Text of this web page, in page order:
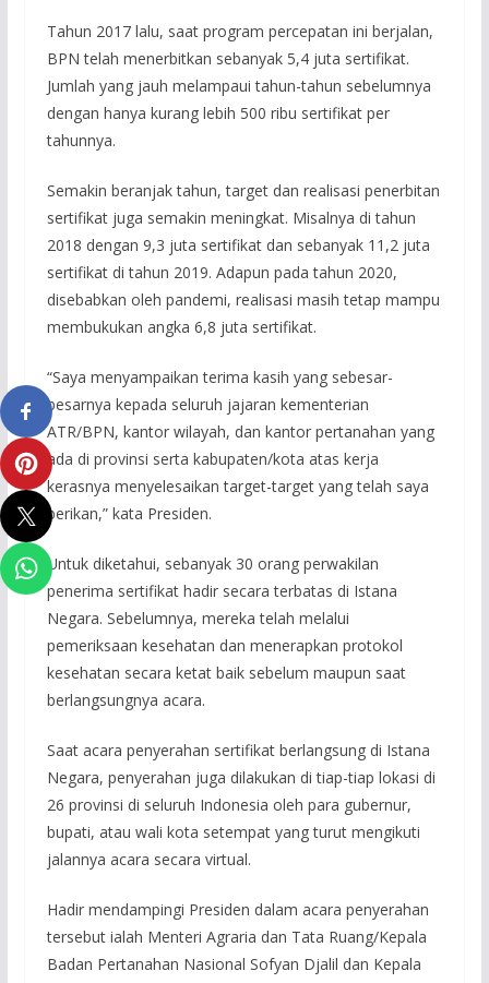
Tahun 2017 lalu, saat program percepatan ini berjalan,
BPN telah menerbitkan sebanyak 5,4 juta sertifikat.
Jumlah yang jauh melampaui tahun-tahun sebelumnya
dengan hanya kurang lebih 500 ribu sertifikat per
tahunnya.
Semakin beranjak tahun, target dan realisasi penerbitan
sertifikat juga semakin meningkat. Misalnya di tahun
2018 dengan 9,3 juta sertifikat dan sebanyak 11,2 juta
sertifikat di tahun 2019. Adapun pada tahun 2020,
disebabkan oleh pandemi, realisasi masih tetap mampu
membukukan angka 6,8 juta sertifikat.
“Saya menyampaikan terima kasih yang sebesar-
besarnya kepada seluruh jajaran kementerian
ATR/BPN, kantor wilayah, dan kantor pertanahan yang
ada di provinsi serta kabupaten/kota atas kerja
kerasnya menyelesaikan target-target yang telah saya
berikan,” kata Presiden.
Untuk diketahui, sebanyak 30 orang perwakilan
penerima sertifikat hadir secara terbatas di Istana
Negara. Sebelumnya, mereka telah melalui
pemeriksaan kesehatan dan menerapkan protokol
kesehatan secara ketat baik sebelum maupun saat
berlangsungnya acara.
Saat acara penyerahan sertifikat berlangsung di Istana
Negara, penyerahan juga dilakukan di tiap-tiap lokasi di
26 provinsi di seluruh Indonesia oleh para gubernur,
bupati, atau wali kota setempat yang turut mengikuti
jalannya acara secara virtual.
Hadir mendampingi Presiden dalam acara penyerahan
tersebut ialah Menteri Agraria dan Tata Ruang/Kepala
Badan Pertanahan Nasional Sofyan Djalil dan Kepala